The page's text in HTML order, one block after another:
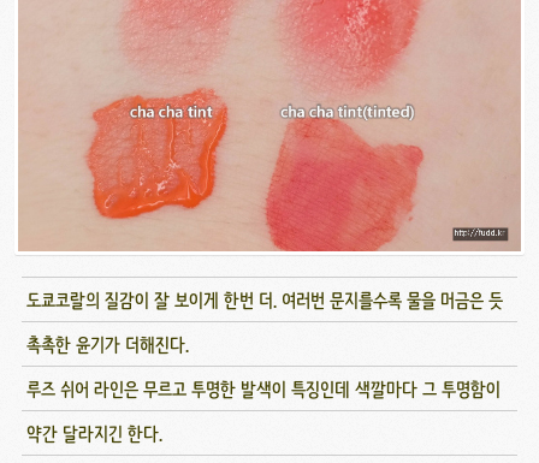
도쿄코랄의 질감이 잘 보이게 한번 더. 여러번 문지를수록 물을 머금은 듯
촉촉한 윤기가 더해진다.
루즈 쉬어 라인은 무르고 투명한 발색이 특징인데 색깔마다 그 투명함이
약간 달라지긴 한다.